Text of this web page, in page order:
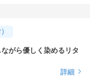
がら優しく染めるリタ
詳細